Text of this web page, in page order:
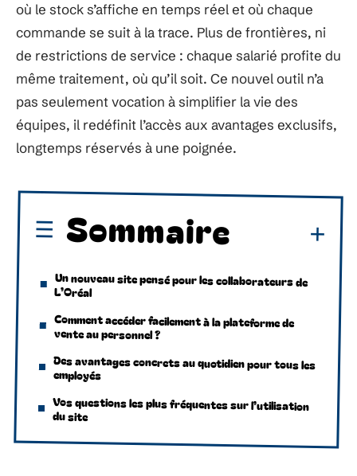
où le stock s’affiche en temps réel et où chaque
commande se suit à la trace. Plus de frontières, ni
de restrictions de service : chaque salarié profite du
même traitement, où qu’il soit. Ce nouvel outil n’a
pas seulement vocation à simplifier la vie des
équipes, il redéfinit l’accès aux avantages exclusifs,
longtemps réservés à une poignée.
Sommaire
Un nouveau site pensé pour les collaborateurs de
L’Oréal
Comment accéder facilement à la plateforme de
vente au personnel ?
Des avantages concrets au quotidien pour tous les
employés
Vos questions les plus fréquentes sur l’utilisation
du site